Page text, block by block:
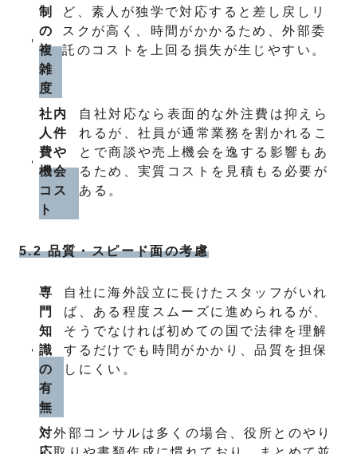
制
の
複
雑
度
ど、素人が独学で対応すると差し戻しリ
スクが高く、時間がかかるため、外部委
託のコストを上回る損失が生じやすい。
社内
人件
費や
機会
コス
ト
自社対応なら表面的な外注費は抑えら
れるが、社員が通常業務を割かれるこ
とで商談や売上機会を逸する影響もあ
るため、実質コストを見積もる必要が
ある。
5.2 品質・スピード面の考慮
専
門
知
識
の
有
無
自社に海外設立に長けたスタッフがいれ
ば、ある程度スムーズに進められるが、
そうでなければ初めての国で法律を理解
するだけでも時間がかかり、品質を担保
しにくい。
対外部コンサルは多くの場合、役所とのやり